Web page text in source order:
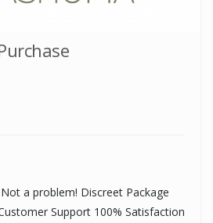
a problem! Discreet Package
Support 100% Satisfaction